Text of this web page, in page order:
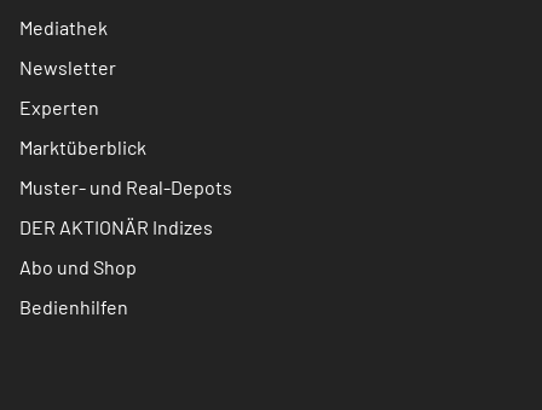
Mediathek
Newsletter
Experten
Marktüberblick
Muster- und Real-Depots
DER AKTIONÄR Indizes
Abo und Shop
Bedienhilfen